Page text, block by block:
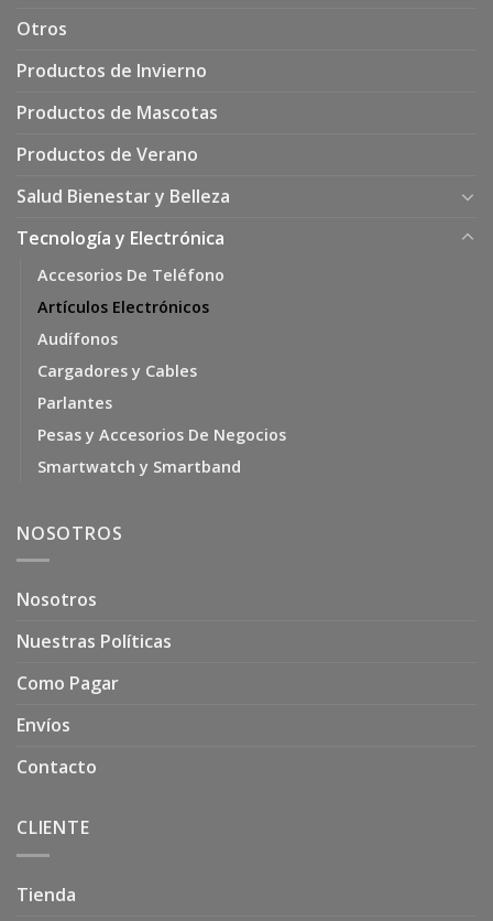
Otros
Productos de Invierno
Productos de Mascotas
Productos de Verano
Salud Bienestar y Belleza
Tecnología y Electrónica
Accesorios De Teléfono
Artículos Electrónicos
Audífonos
Cargadores y Cables
Parlantes
Pesas y Accesorios De Negocios
Smartwatch y Smartband
NOSOTROS
Nosotros
Nuestras Políticas
Como Pagar
Envíos
Contacto
CLIENTE
Tienda